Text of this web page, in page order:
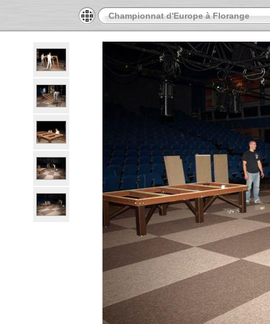
Championnat d'Europe à Florange